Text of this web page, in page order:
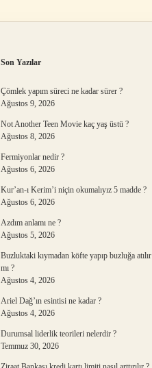
Son Yazılar
Çömlek yapım süreci ne kadar sürer ?
Ağustos 9, 2026
Not Another Teen Movie kaç yaş üstü ?
Ağustos 8, 2026
Fermiyonlar nedir ?
Ağustos 6, 2026
Kur’an-ı Kerim’i niçin okumalıyız 5 madde ?
Ağustos 6, 2026
Azdım anlamı ne ?
Ağustos 5, 2026
Buzluktaki kıymadan köfte yapıp buzluğa atılır
mı ?
Ağustos 4, 2026
Ariel Dağ’ın esintisi ne kadar ?
Ağustos 4, 2026
Durumsal liderlik teorileri nelerdir ?
Temmuz 30, 2026